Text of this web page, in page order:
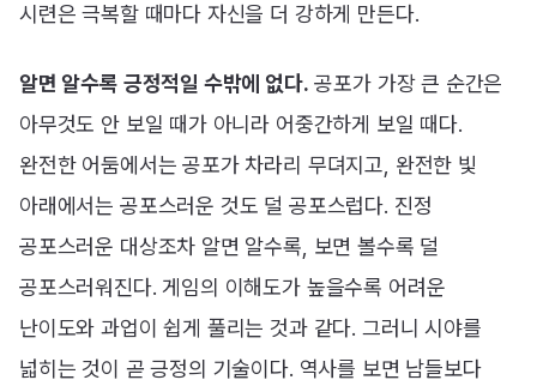
시련은 극복할 때마다 자신을 더 강하게 만든다.
알면 알수록 긍정적일 수밖에 없다. 공포가 가장 큰 순간은
아무것도 안 보일 때가 아니라 어중간하게 보일 때다.
완전한 어둠에서는 공포가 차라리 무뎌지고, 완전한 빛
아래에서는 공포스러운 것도 덜 공포스럽다. 진정
공포스러운 대상조차 알면 알수록, 보면 볼수록 덜
공포스러워진다. 게임의 이해도가 높을수록 어려운
난이도와 과업이 쉽게 풀리는 것과 같다. 그러니 시야를
넓히는 것이 곧 긍정의 기술이다. 역사를 보면 남들보다